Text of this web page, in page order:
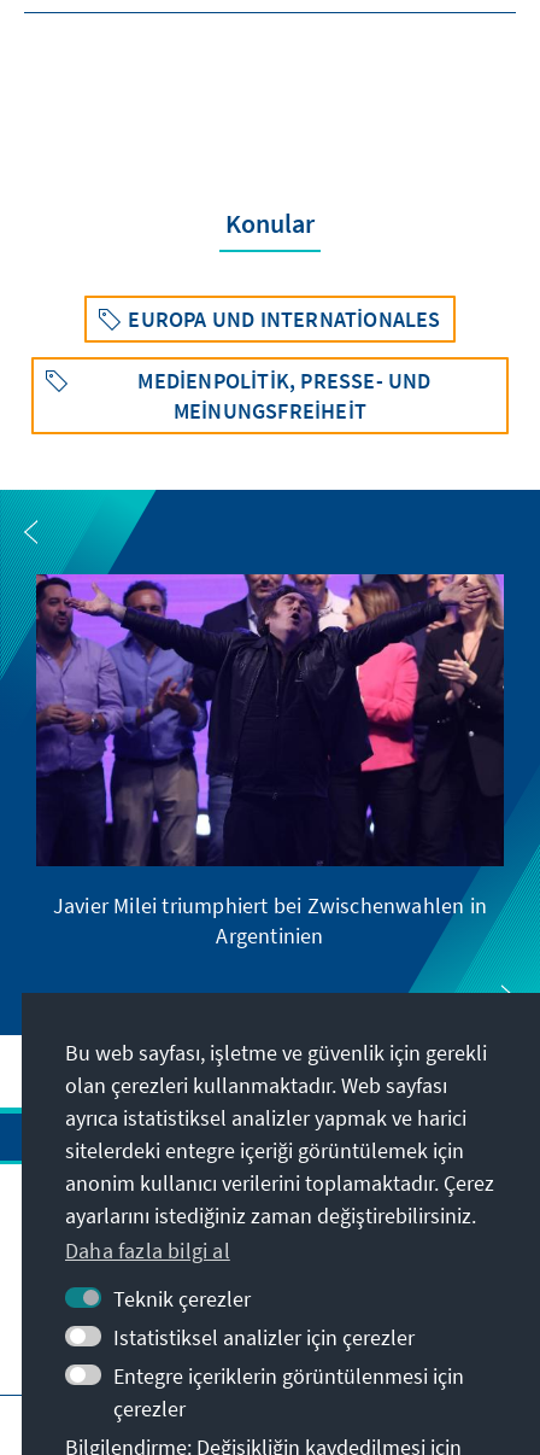
Konular
EUROPA UND INTERNATIONALES
MEDIENPOLITIK, PRESSE- UND
MEINUNGSFREIHEIT
Javier Milei triumphiert bei Zwischenwahlen in
Argentinien
Adres
İletişim
Bunlara da göz atabilirsiniz
KAS ana sayfası
Bu web sayfası, işletme ve güvenlik için gerekli
olan çerezleri kullanmaktadır. Web sayfası
ayrıca istatistiksel analizler yapmak ve harici
sitelerdeki entegre içeriği görüntülemek için
anonim kullanıcı verilerini toplamaktadır. Çerez
ayarlarını istediğiniz zaman değiştirebilirsiniz.
Daha fazla bilgi al
Teknik çerezler
Istatistiksel analizler için çerezler
Entegre içeriklerin görüntülenmesi için
çerezler
Bilgilendirme: Değişikliğin kaydedilmesi için